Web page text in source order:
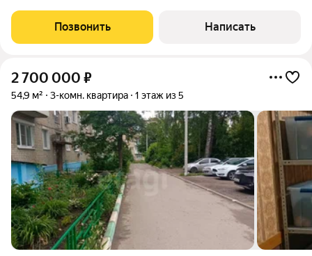
регулировать отопление в любое время года, экономия на
коммунальных платежах! Состояние жилое. Требует
Позвонить Написать
2 700 000 ₽
54,9 м² 3-комн. квартира 1 этаж из 5